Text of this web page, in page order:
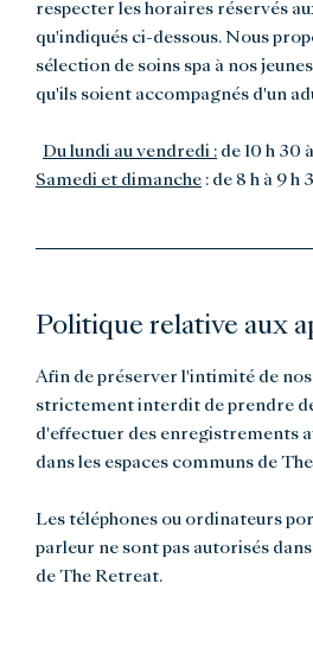
respecter les horaires réservés
qu'indiqués ci-dessous. Nous
sélection de soins spa à nos
qu'ils soient accompagnés d'un
Du lundi au vendredi : de 10 h 30
Samedi et dimanche : de 8 h à 9 h
Politique relative aux
Afin de préserver l'intimité de
strictement interdit de prendre
d'effectuer des enregistrements
dans les espaces communs de
Les téléphones ou ordinateurs
parleur ne sont pas autorisés
de The Retreat.